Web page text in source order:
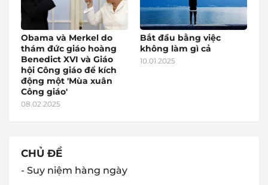
Obama và Merkel do
thám đức giáo hoàng
Benedict XVI và Giáo
hội Công giáo để kích
động một 'Mùa xuân
Công giáo'
08.02.2025
Bắt đầu bằng việc
không làm gì cả
10.01.2025
CHỦ ĐỀ
- Suy niệm hàng ngày